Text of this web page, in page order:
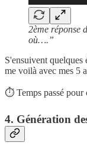
2ème réponse
où….”
S'ensuivent
me voilà avec mes 5
⏱️ Temps passé pour
4. Génération